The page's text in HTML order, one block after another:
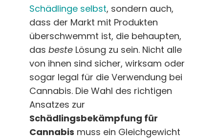
Schädlinge selbst, sondern auch,
dass der Markt mit Produkten
überschwemmt ist, die behaupten,
das beste Lösung zu sein. Nicht alle
von ihnen sind sicher, wirksam oder
sogar legal für die Verwendung bei
Cannabis. Die Wahl des richtigen
Ansatzes zur
Schädlingsbekämpfung für
Cannabis muss ein Gleichgewicht